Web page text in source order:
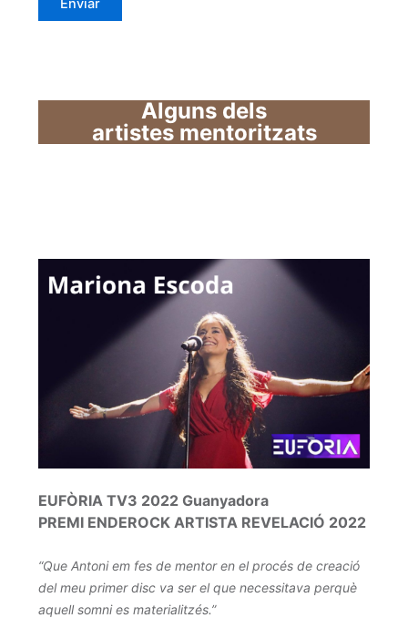
Alguns dels
artistes mentoritzats
EUFÒRIA TV3 2022 Guanyadora
PREMI ENDEROCK ARTISTA REVELACIÓ 2022
“Que Antoni em fes de mentor en el procés de creació
del meu primer disc va ser el que necessitava perquè
aquell somni es materialitzés.”